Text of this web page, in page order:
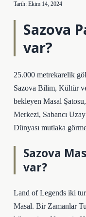
Tarih: Ekim 14, 2024
Sazova
var?
25.000 metrekarelik
Sazova Bilim, Kültür
bekleyen Masal
Merkezi, Sabancı
Dünyası mutlaka
Sazova
var?
Land of Legends iki
Masal. Bir Zamanlar